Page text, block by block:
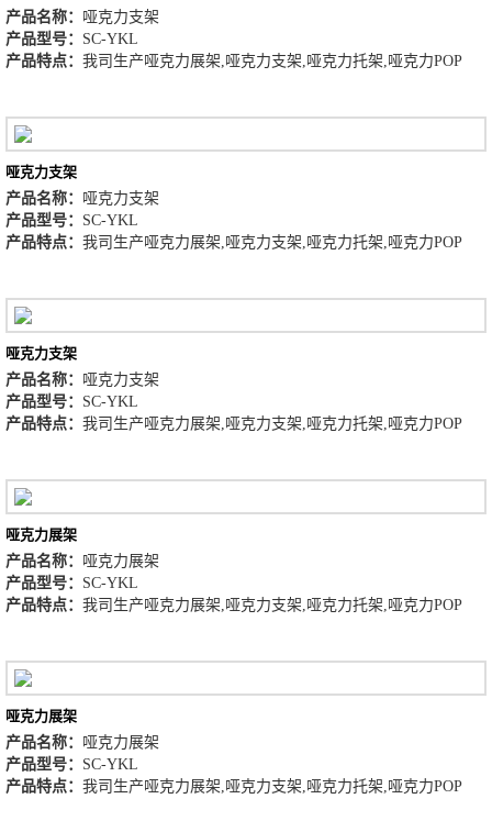
产品名称： 哑克力支架
产品型号： SC-YKL
产品特点： 我司生产哑克力展架,哑克力支架,哑克力托架,哑克力POP
哑克力支架
产品名称： 哑克力支架
产品型号： SC-YKL
产品特点： 我司生产哑克力展架,哑克力支架,哑克力托架,哑克力POP
哑克力支架
产品名称： 哑克力支架
产品型号： SC-YKL
产品特点： 我司生产哑克力展架,哑克力支架,哑克力托架,哑克力POP
哑克力展架
产品名称： 哑克力展架
产品型号： SC-YKL
产品特点： 我司生产哑克力展架,哑克力支架,哑克力托架,哑克力POP
哑克力展架
产品名称： 哑克力展架
产品型号： SC-YKL
产品特点： 我司生产哑克力展架,哑克力支架,哑克力托架,哑克力POP